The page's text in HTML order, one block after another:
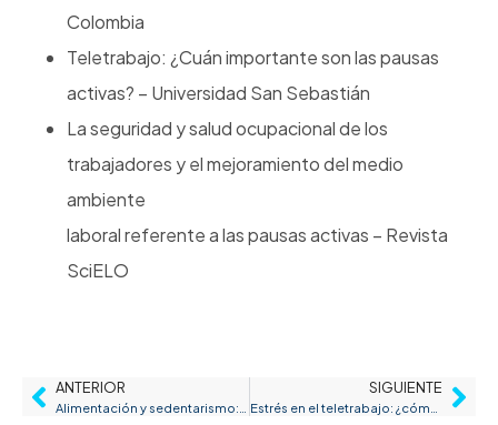
Colombia
Teletrabajo: ¿Cuán importante son las pausas
activas? – Universidad San Sebastián
La seguridad y salud ocupacional de los
trabajadores y el mejoramiento del medio
ambiente
laboral referente a las pausas activas – Revista
SciELO
ANTERIOR SIGUIENTE